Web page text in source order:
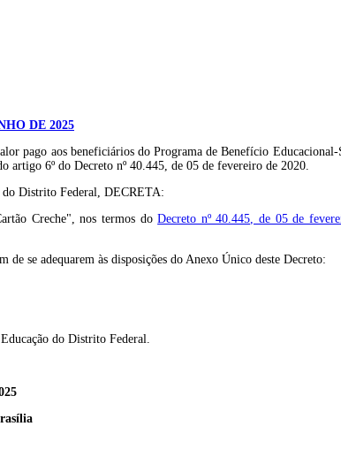
DE 2025
pago aos beneficiários do Programa de Benefício
artigo 6º do Decreto nº 40.445, de 05 de fevereiro de 2020.
Distrito Federal, DECRETA:
Creche", nos termos doDecreto nº 40.445, de 05 de
se adequarem às disposições do Anexo Único deste Decreto:
do Distrito Federal.